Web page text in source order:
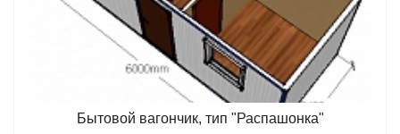
Бытовой вагончик, тип "Распашонка"